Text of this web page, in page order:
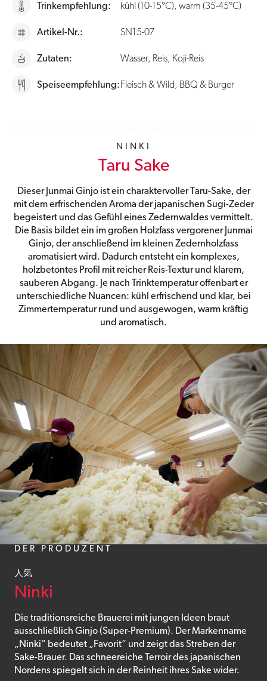
Trinkempfehlung: kühl (10-15°C), warm (35-45°C)
Artikel-Nr.: SN15-07
Zutaten: Wasser, Reis, Koji-Reis
Speiseempfehlung:Fleisch & Wild, BBQ & Burger
NINKI
Taru Sake
Dieser Junmai Ginjo ist ein charaktervoller Taru-Sake, der
mit dem erfrischenden Aroma der japanischen Sugi-Zeder
begeistert und das Gefühl eines Zedernwaldes vermittelt.
Die Basis bildet ein im großen Holzfass vergorener Junmai
Ginjo, der anschließend im kleinen Zedernholzfass
aromatisiert wird. Dadurch entsteht ein komplexes,
holzbetontes Profil mit reicher Reis-Textur und klarem,
sauberen Abgang. Je nach Trinktemperatur offenbart er
unterschiedliche Nuancen: kühl erfrischend und klar, bei
Zimmertemperatur rund und ausgewogen, warm kräftig
und aromatisch.
DER PRODUZENT
人気
Ninki
Die traditionsreiche Brauerei mit jungen Ideen braut
ausschließlich Ginjo (Super-Premium). Der Markenname
„Ninki“ bedeutet „Favorit“ und zeigt das Streben der
Sake-Brauer. Das schneereiche Terroir des japanischen
Nordens spiegelt sich in der Reinheit ihres Sake wider.